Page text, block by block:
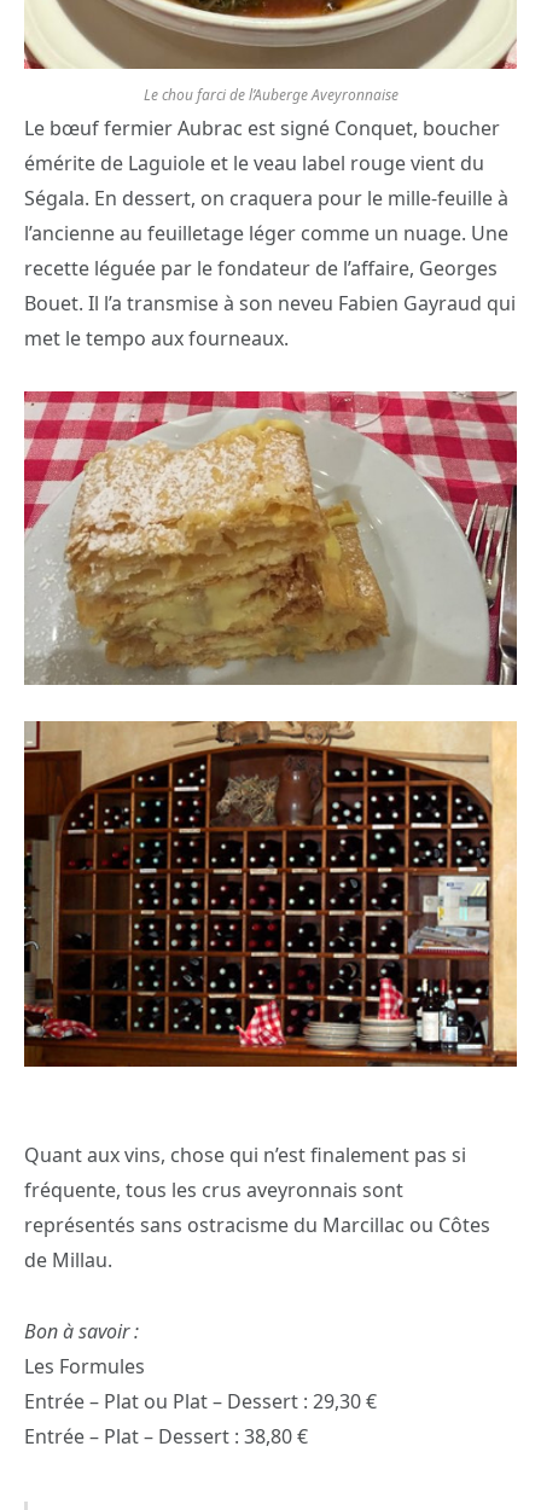
Le chou farci de l’Auberge Aveyronnaise
Le bœuf fermier Aubrac est signé Conquet, boucher
émérite de Laguiole et le veau label rouge vient du
Ségala. En dessert, on craquera pour le mille-feuille à
l’ancienne au feuilletage léger comme un nuage. Une
recette léguée par le fondateur de l’affaire, Georges
Bouet. Il l’a transmise à son neveu Fabien Gayraud qui
met le tempo aux fourneaux.
Quant aux vins, chose qui n’est finalement pas si
fréquente, tous les crus aveyronnais sont
représentés sans ostracisme du Marcillac ou Côtes
de Millau.
Bon à savoir :
Les Formules
Entrée – Plat ou Plat – Dessert : 29,30 €
Entrée – Plat – Dessert : 38,80 €